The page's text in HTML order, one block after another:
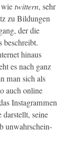
twit­tern, sehr
zu Bil­dun­gen
der die
beschreibt.
hin­aus
es nach ganz
man sich als
auch online
Insta­gram­men
seine
unwahrschein­